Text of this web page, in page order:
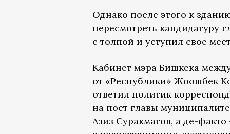
Однако после этого к
пересмотреть кандидатуру
с толпой и уступил свое
Кабинет мэра Бишкека
от «Республики» Жоошбек
ответил политик
на пост главы
Азиз Суракматов, а де-